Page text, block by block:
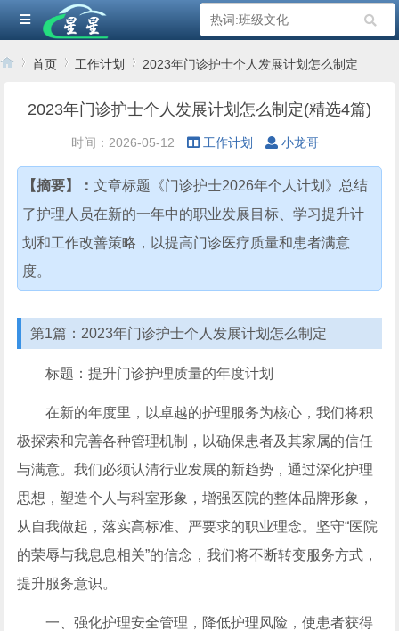
首页 工作计划
›
2023年门诊护士个人发展计划怎么制定
2023年门诊护士个人发展计划怎么制定(精选4篇)
时间：2026-05-12 工作计划 小龙哥
【摘要】：文章标题《门诊护士2026年个人计划》总结
了护理人员在新的一年中的职业发展目标、学习提升计
划和工作改善策略，以提高门诊医疗质量和患者满意
度。
第1篇：2023年门诊护士个人发展计划怎么制定
标题：提升门诊护理质量的年度计划
在新的年度里，以卓越的护理服务为核心，我们将积
极探索和完善各种管理机制，以确保患者及其家属的信任
与满意。我们必须认清行业发展的新趋势，通过深化护理
思想，塑造个人与科室形象，增强医院的整体品牌形象，
从自我做起，落实高标准、严要求的职业理念。坚守“医院
的荣辱与我息息相关”的信念，我们将不断转变服务方式，
提升服务意识。
一、强化护理安全管理，降低护理风险，使患者获得